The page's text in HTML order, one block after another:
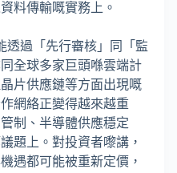
料傳輸嘅實務上。
透過「先行審核」同「監
全球多家巨頭喺雲端計
片供應鏈等方面出現嘅
網絡正變得越來越重
制、半導體供應穩定
題上。對投資者嚟講，
遇都可能被重新定價，